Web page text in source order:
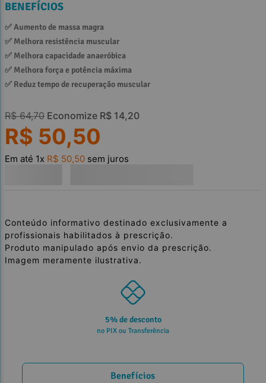
BENEFÍCIOS
✅ Aumento de massa magra
✅ Melhora resistência muscular
✅ Melhora capacidade anaeróbica
✅ Melhora força e potência máxima
✅ Reduz tempo de recuperação muscular
R$ 64,70 Economize R$ 14,20
R$ 50,50
Em até 1x R$ 50,50 sem juros
Conteúdo informativo destinado exclusivamente a
profissionais habilitados à prescrição.
Produto manipulado após envio da prescrição.
Imagem meramente ilustrativa.
5% de desconto
no PIX ou Transferência
Benefícios